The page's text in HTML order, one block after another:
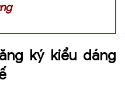
ký kiểu dáng